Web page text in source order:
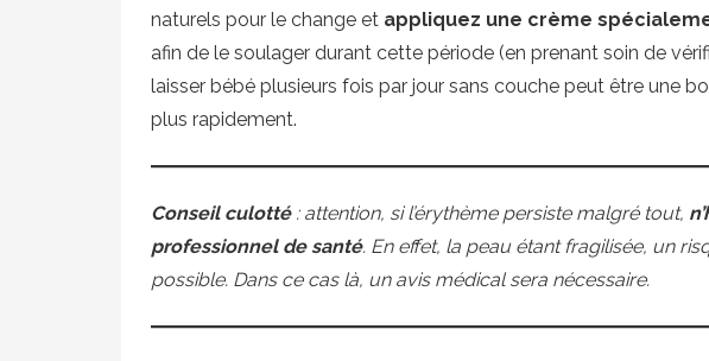
naturels pour le change et appliquez une crème
afin de le soulager durant cette période (en prenant soin de
laisser bébé plusieurs fois par jour sans couche peut être une
plus rapidement.
Conseil culotté: attention, si l’érythème persiste malgré tout,
professionnel de santé. En effet, la peau étant fragilisée, un
possible. Dans ce cas là, un avis médical sera nécessaire.